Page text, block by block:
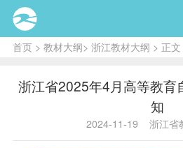
首页> 教材大纲> 浙江教材大纲 > 正文
浙江省2025年4月高等教育
知
2024-11-19 浙江省